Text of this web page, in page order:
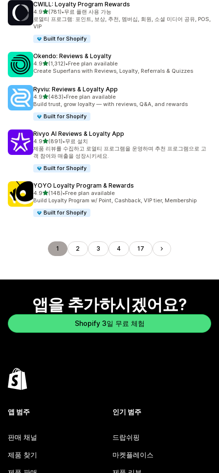
CWILL: Loyalty Program Rewards
4.9별 5개 중
(781)
총 리뷰 781개
•무료 플랜 사용 가능
로열티 프로그램: 포인트, 보상, 추천, 멤버십, 회원, 소셜 미디어 공유, POS,
VIP
Built for Shopify
Okendo: Reviews & Loyalty
4.9별 5개 중
(1,312)
총 리뷰 1312개
•Free plan available
Create Superfans with Reviews, Loyalty, Referrals & Quizzes
Ryviu: Reviews & Loyalty App
4.9별 5개 중
(483)
총 리뷰 483개
•Free plan available
Build trust, grow loyalty — with reviews, Q&A, and rewards
Built for Shopify
Rivyo AI Reviews & Loyalty App
4.9별 5개 중
(891)
총 리뷰 891개
•무료 설치
제품 리뷰를 수집하고 로열티 프로그램을 운영하며 추천 프로그램으로 고
객 참여와 매출을 성장시키세요.
Built for Shopify
YOYO Loyalty Program & Rewards
4.9별 5개 중
(148)
총 리뷰 148개
•Free plan available
Build Loyalty Program w/ Point, Cashback, VIP tier, Membership
Built for Shopify
1 2 3 4 17
앱을 추가하시겠어요?
Shopify 3일 무료 체험
앱 범주
판매 채널
제품 찾기
인기 범주
드랍쉬핑
마켓플레이스